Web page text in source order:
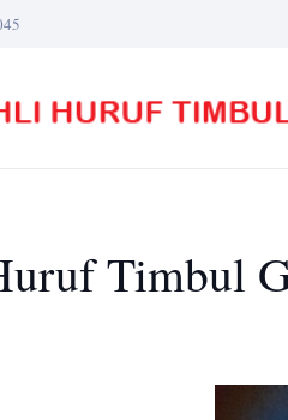
Timbul